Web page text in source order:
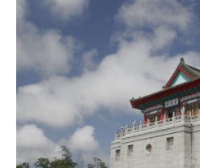
馬祖-青の涙